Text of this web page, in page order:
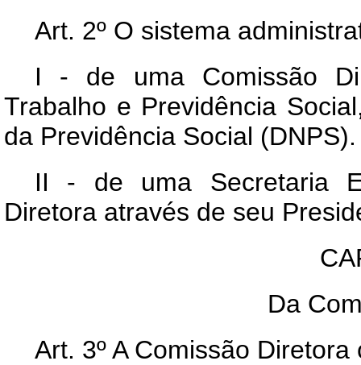
Art. 2º O sistema
I - de uma Comissão
Trabalho e Previdência
da Previdência Social (DNPS).
II - de uma Secretaria
Diretora através de seu
Da
Art. 3º A Comissão